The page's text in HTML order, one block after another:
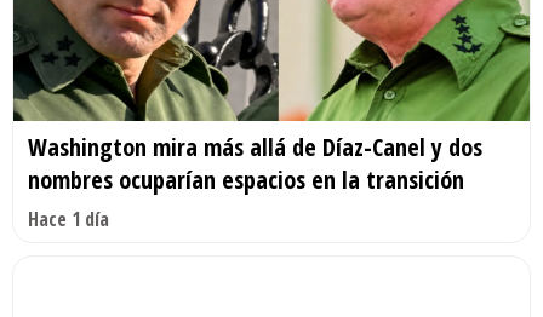
Washington mira más allá de Díaz-Canel y dos
nombres ocuparían espacios en la transición
Hace 1 día